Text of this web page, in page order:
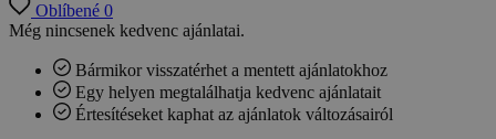
Oblíbené 0
Még nincsenek kedvenc ajánlatai.
Bármikor visszatérhet a mentett ajánlatokhoz
Egy helyen megtalálhatja kedvenc ajánlatait
Értesítéseket kaphat az ajánlatok változásairól